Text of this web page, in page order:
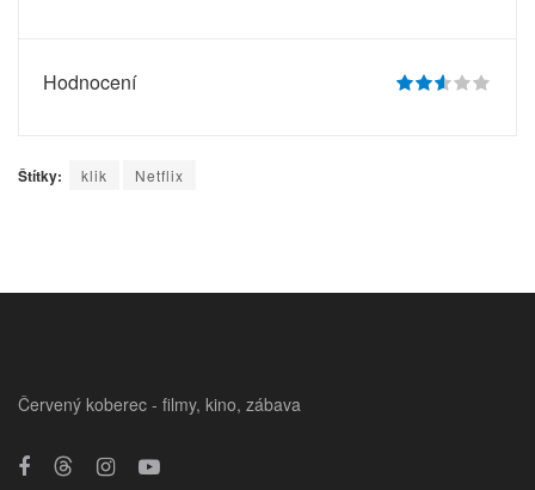
Hodnocení
Štítky: klik Netflix
Červený koberec - filmy, kino, zábava